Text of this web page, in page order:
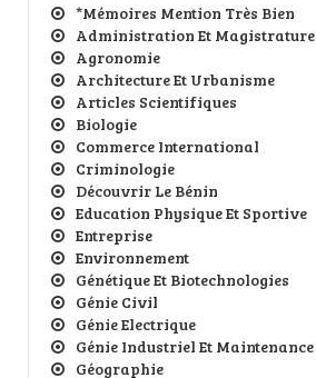
*Mémoires Mention Très Bien
Administration Et Magistrature
Agronomie
Architecture Et Urbanisme
Articles Scientifiques
Biologie
Commerce International
Criminologie
Découvrir Le Bénin
Education Physique Et Sportive
Entreprise
Environnement
Génétique Et Biotechnologies
Génie Civil
Génie Electrique
Génie Industriel Et Maintenance
Géographie